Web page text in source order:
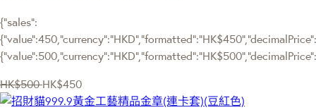
{"sales":
HK$500 HK$450